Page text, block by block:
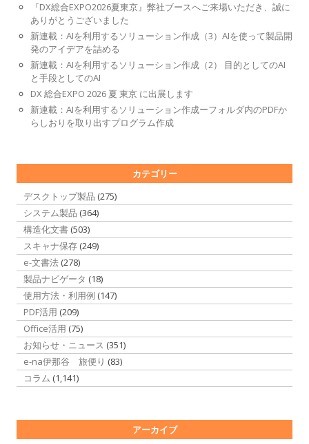
『DX総合EXPO2026夏東京』弊社ブースへご来場いただき、誠に
ありがとうございました
新連載：AIを利用するソリューション作成（3）AIを使って製品開
発のアイデアを詰める
新連載：AIを利用するソリューション作成（2） 目的としてのAI
と手段としてのAI
DX 総合EXPO 2026 夏 東京 に出展します
新連載：AIを利用するソリューション作成ーフォルダ内のPDFか
らしおりを取り出すプログラム作成
カテゴリー
デスクトップ製品 (275)
システム製品 (364)
構造化文書 (503)
スキャナ保存 (249)
e-文書法 (278)
製品ナビゲータ (18)
使用方法・利用例 (147)
PDF活用 (209)
Office活用 (75)
お知らせ・ニュース (351)
e-na伊那谷 旅便り (83)
コラム (1,141)
アーカイブ